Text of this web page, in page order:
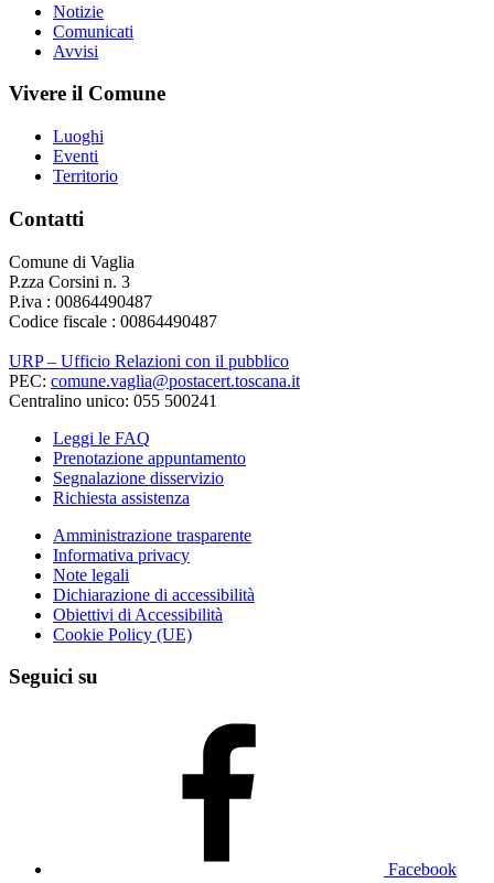
Notizie
Comunicati
Avvisi
Vivere il Comune
Luoghi
Eventi
Territorio
Contatti
Comune di Vaglia
P.zza Corsini n. 3
P.iva : 00864490487
Codice fiscale : 00864490487
URP – Ufficio Relazioni con il pubblico
PEC: comune.vaglia@postacert.toscana.it
Centralino unico: 055 500241
Leggi le FAQ
Prenotazione appuntamento
Segnalazione disservizio
Richiesta assistenza
Amministrazione trasparente
Informativa privacy
Note legali
Dichiarazione di accessibilità
Obiettivi di Accessibilità
Cookie Policy (UE)
Seguici su
Facebook